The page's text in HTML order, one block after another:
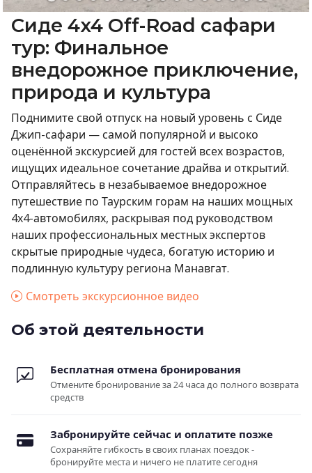
Сиде 4x4 Off-Road сафари
тур: Финальное
внедорожное приключение,
природа и культура
Поднимите свой отпуск на новый уровень с Сиде
Джип-сафари — самой популярной и высоко
оценённой экскурсией для гостей всех возрастов,
ищущих идеальное сочетание драйва и открытий.
Отправляйтесь в незабываемое внедорожное
путешествие по Таурским горам на наших мощных
4x4-автомобилях, раскрывая под руководством
наших профессиональных местных экспертов
скрытые природные чудеса, богатую историю и
подлинную культуру региона Манавгат.
Смотреть экскурсионное видео
Об этой деятельности
Бесплатная отмена бронирования
Отмените бронирование за 24 часа до полного возврата
средств
Забронируйте сейчас и оплатите позже
Сохраняйте гибкость в своих планах поездок -
бронируйте места и ничего не платите сегодня